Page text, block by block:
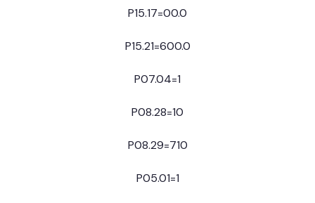
P15.17=00.0
P15.21=600.0
P07.04=1
P08.28=10
P08.29=710
P05.01=1